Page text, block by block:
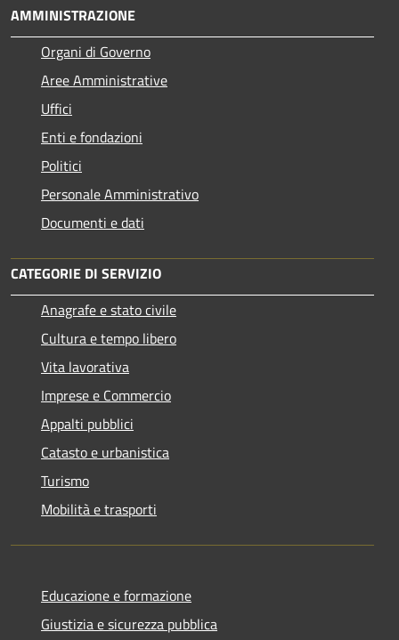
AMMINISTRAZIONE
Organi di Governo
Aree Amministrative
Uffici
Enti e fondazioni
Politici
Personale Amministrativo
Documenti e dati
CATEGORIE DI SERVIZIO
Anagrafe e stato civile
Cultura e tempo libero
Vita lavorativa
Imprese e Commercio
Appalti pubblici
Catasto e urbanistica
Turismo
Mobilità e trasporti
Educazione e formazione
Giustizia e sicurezza pubblica